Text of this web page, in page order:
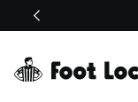
Dieser Link öffnet